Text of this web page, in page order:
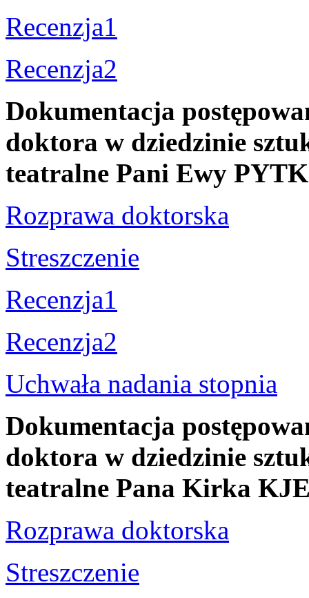
Recenzja1
Recenzja2
Dokumentacja
doktora w dziedzinie
teatralne Pani Ewy
Rozprawa doktorska
Streszczenie
Recenzja1
Recenzja2
Uchwała nadania stopnia
Dokumentacja
doktora w dziedzinie
teatralne Pana Kirka
Rozprawa doktorska
Streszczenie